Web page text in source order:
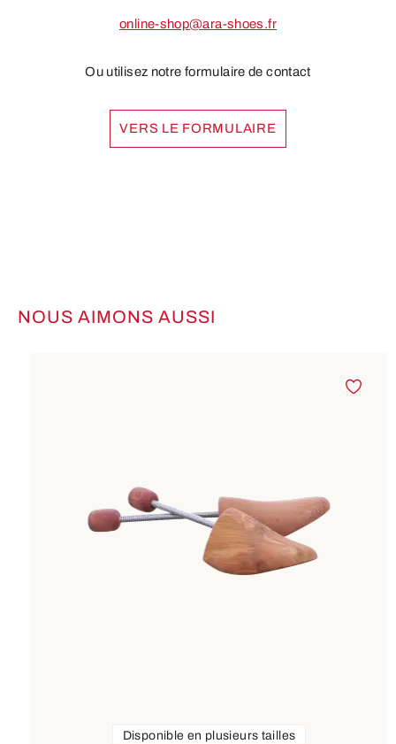
online-shop@ara-shoes.fr
Ou utilisez notre formulaire de contact
VERS LE FORMULAIRE
Ignorer la galerie de produits
NOUS AIMONS AUSSI
Disponible en plusieurs tailles